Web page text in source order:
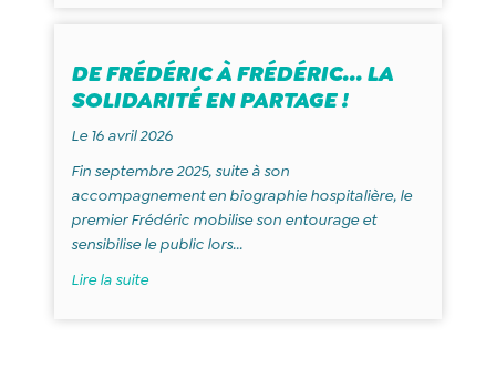
DE FRÉDÉRIC À FRÉDÉRIC… LA
SOLIDARITÉ EN PARTAGE !
Le 16 avril 2026
Fin septembre 2025, suite à son
accompagnement en biographie hospitalière, le
premier Frédéric mobilise son entourage et
sensibilise le public lors...
Lire la suite